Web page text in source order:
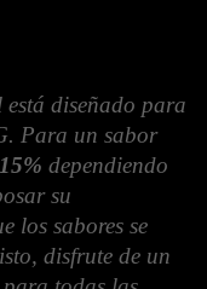
diseñado para
Para un sabor
dependiendo
su
los sabores se
disfrute de un